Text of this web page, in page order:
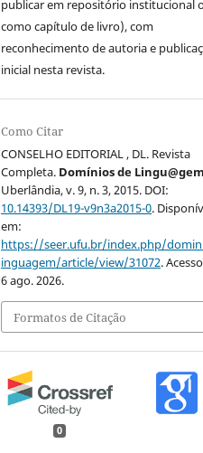
publicar em repositório institucional
como capítulo de livro), com
reconhecimento de autoria e
inicial nesta revista.
Como Citar
CONSELHO EDITORIAL , DL. Revista
Completa. Domínios de
Uberlândia, v. 9, n. 3, 2015. DOI:
10.14393/DL19-v9n3a2015-0.
em:
https://seer.ufu.br/index.php/
inguagem/article/view/31072.
6 ago. 2026.
Formatos de Citação
0